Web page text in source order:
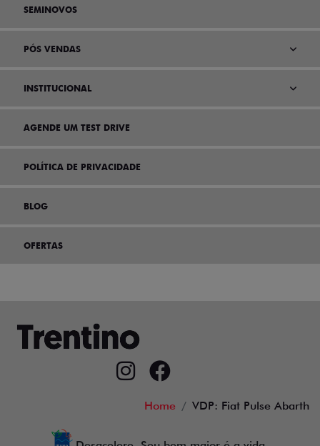
SEMINOVOS
PÓS VENDAS
INSTITUCIONAL
AGENDE UM TEST DRIVE
POLÍTICA DE PRIVACIDADE
BLOG
OFERTAS
Home VDP: Fiat Pulse Abarth